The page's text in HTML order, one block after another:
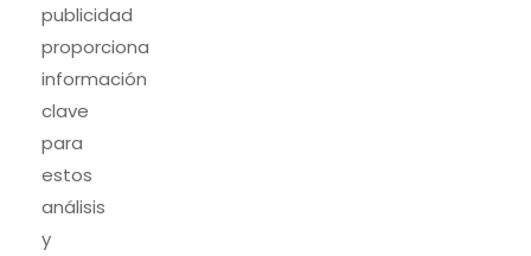
publicidad
proporciona
información
clave
para
estos
análisis
y